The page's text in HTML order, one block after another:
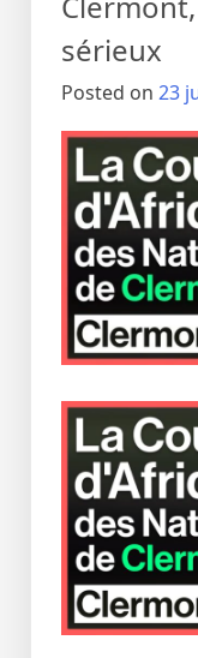
sérieux
Posted on 23